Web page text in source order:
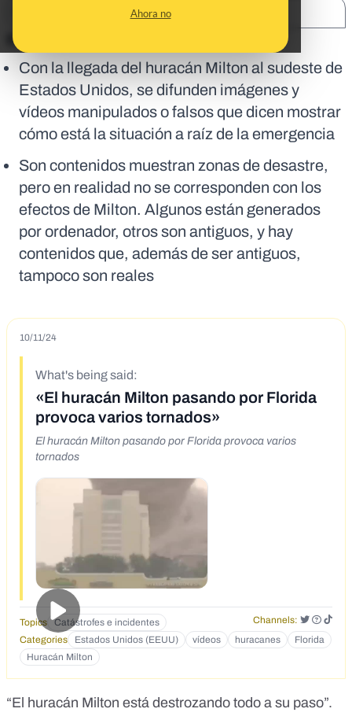
Ahora no
En corto:
Con la llegada del huracán Milton al sudeste de
Estados Unidos, se difunden imágenes y
vídeos manipulados o falsos que dicen mostrar
cómo está la situación a raíz de la emergencia
Son contenidos muestran zonas de desastre,
pero en realidad no se corresponden con los
efectos de Milton. Algunos están generados
por ordenador, otros son antiguos, y hay
contenidos que, además de ser antiguos,
tampoco son reales
10/11/24
What's being said:
«El huracán Milton pasando por Florida
provoca varios tornados»
El huracán Milton pasando por Florida provoca varios
tornados
Topics Catástrofes e incidentes
Channels:
Categories
Estados Unidos (EEUU) vídeos huracanes
Florida
Huracán Milton
“El huracán Milton está destrozando todo a su paso”.